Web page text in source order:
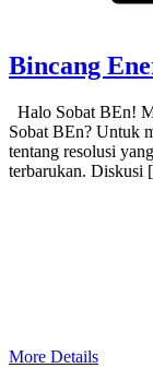
Bincang
Halo Sobat BEn!
Sobat BEn? Untuk
tentang resolusi
terbarukan.
More Details